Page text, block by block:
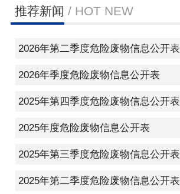
推荐新闻 / HOT NEW
2026年第二季度危险废物信息公开表
2026年季度危险废物信息公开表
2025年第四季度危险废物信息公开表
2025年度危险废物信息公开表
2025年第三季度危险废物信息公开表
2025年第二季度危险废物信息公开表